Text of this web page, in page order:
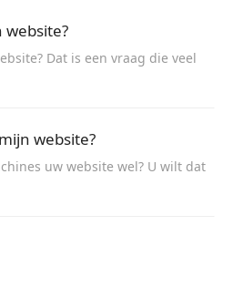
website?
Dat is een vraag die veel
website?
uw website wel? U wilt dat